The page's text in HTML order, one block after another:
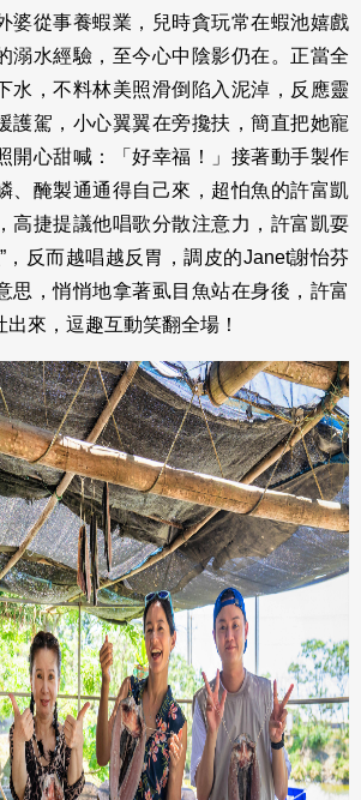
婆從事養蝦業，兒時貪玩常在蝦池嬉戲
溺水經驗，至今心中陰影仍在。正當全
水，不料林美照滑倒陷入泥淖，反應靈
護駕，小心翼翼在旁攙扶，簡直把她寵
開心甜喊：「好幸福！」接著動手製作
、醃製通通得自己來，超怕魚的許富凱
高捷提議他唱歌分散注意力，許富凱耍
，反而越唱越反胃，調皮的Janet謝怡芬
思，悄悄地拿著虱目魚站在身後，許富
來，逗趣互動笑翻全場！